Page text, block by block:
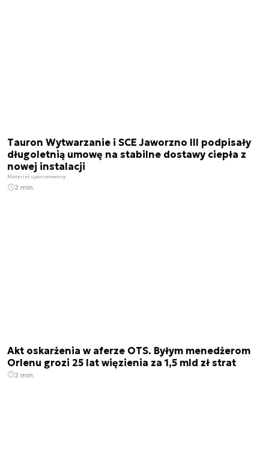
Tauron Wytwarzanie i SCE Jaworzno III podpisały
długoletnią umowę na stabilne dostawy ciepła z
nowej instalacji
Materiał sponsorowany
2 min.
Akt oskarżenia w aferze OTS. Byłym menedżerom
Orlenu grozi 25 lat więzienia za 1,5 mld zł strat
2 min.